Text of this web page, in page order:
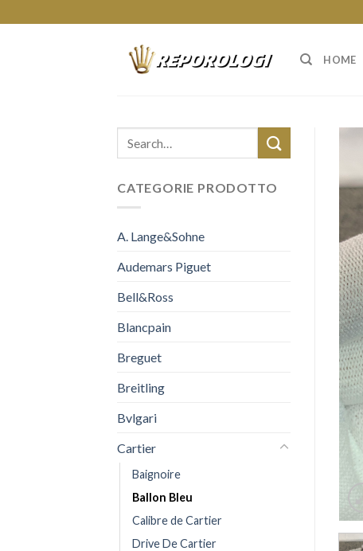
to
HOME
CATEGORIE PRODOTTO
A. Lange&Sohne
Audemars Piguet
Bell&Ross
Blancpain
Breguet
Breitling
Bvlgari
Cartier
Baignoire
Ballon Bleu
Calibre de Cartier
Drive De Cartier